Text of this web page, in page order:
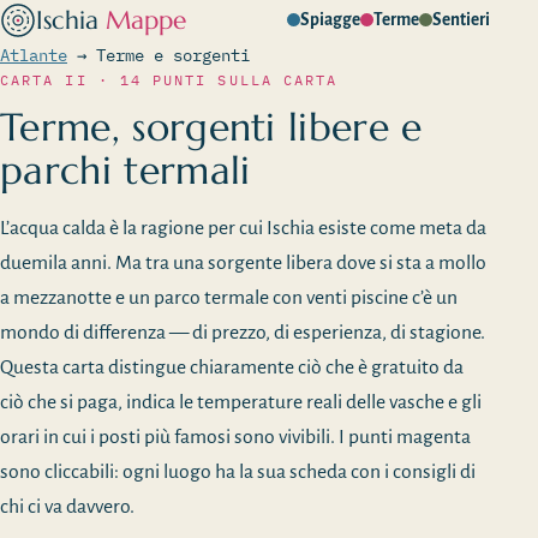
Ischia Mappe Spiagge Terme Sentieri
Atlante → Terme e sorgenti
CARTA II · 14 PUNTI SULLA CARTA
Terme, sorgenti libere e
parchi termali
L’acqua calda è la ragione per cui Ischia esiste come meta da
duemila anni. Ma tra una sorgente libera dove si sta a mollo
a mezzanotte e un parco termale con venti piscine c’è un
mondo di differenza — di prezzo, di esperienza, di stagione.
Questa carta distingue chiaramente ciò che è gratuito da
ciò che si paga, indica le temperature reali delle vasche e gli
orari in cui i posti più famosi sono vivibili. I punti magenta
sono cliccabili: ogni luogo ha la sua scheda con i consigli di
chi ci va davvero.